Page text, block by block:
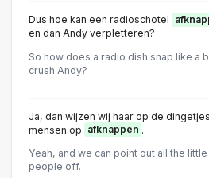
Dus hoe kan een radioschotel
en dan Andy verpletteren?
So how does a radio dish snap like a
crush Andy?
Ja, dan wijzen wij haar op de
mensen op afknappen .
Yeah, and we can point out all the
people off.